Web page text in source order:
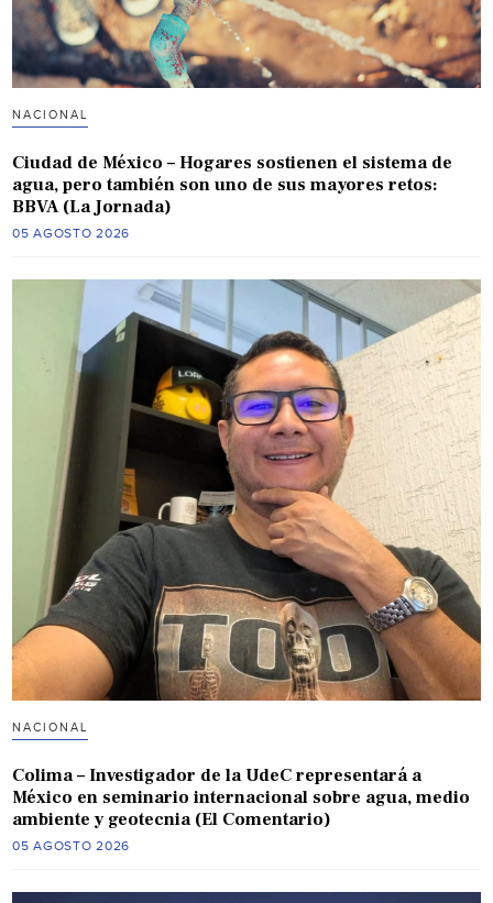
NACIONAL
Ciudad de México – Hogares sostienen el sistema de
agua, pero también son uno de sus mayores retos:
BBVA (La Jornada)
05 AGOSTO 2026
NACIONAL
Colima – Investigador de la UdeC representará a
México en seminario internacional sobre agua, medio
ambiente y geotecnia (El Comentario)
05 AGOSTO 2026